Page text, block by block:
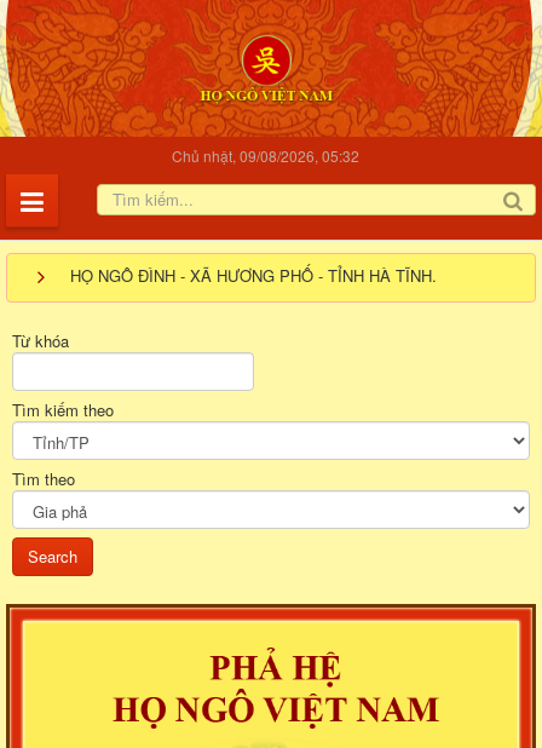
Chủ nhật, 09/08/2026, 05:32
HỌ NGÔ ĐÌNH - XÃ HƯƠNG PHỐ - TỈNH HÀ TĨNH.
Từ khóa
Tìm kiếm theo
Tìm theo